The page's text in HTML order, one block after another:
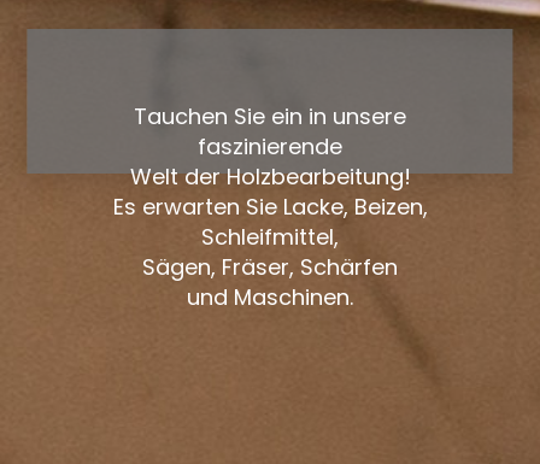
Tauchen Sie ein in unsere
faszinierende
Welt der Holzbearbeitung!
Es erwarten Sie Lacke, Beizen,
Schleifmittel,
Sägen, Fräser, Schärfen
und Maschinen.